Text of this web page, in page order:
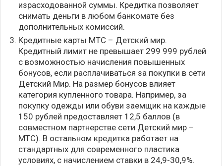
израсходованной суммы. Кредитка позволяет
снимать деньги в любом банкомате без
дополнительных комиссий.
Кредитные карты МТС – Детский мир.
Кредитный лимит не превышает 299 999 рублей
с возможностью начисления повышенных
бонусов, если расплачиваться за покупки в сети
Детский Мир. На размер бонусов влияет
категория купленного товара. Например, за
покупку одежды или обуви заемщик на каждые
150 рублей предоставляет 12,5 баллов (в
совместном партнерстве сети Детский мир –
МТС). В остальном кредитка работает на
стандартных для современного пластика
условиях, с начислением ставки в 24,9-30,9%.